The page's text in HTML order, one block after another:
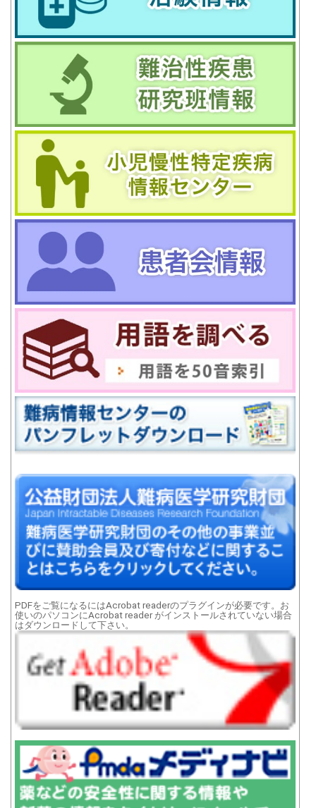
PDFをご覧になるにはAcrobat readerのプラグインが必要です。お
使いのパソコンにAcrobat reader がインストールされていない場合
はダウンロードして下さい。